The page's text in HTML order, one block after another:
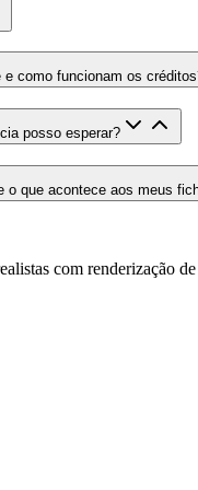
como funcionam os
posso esperar?
o que acontece aos meus
com renderização